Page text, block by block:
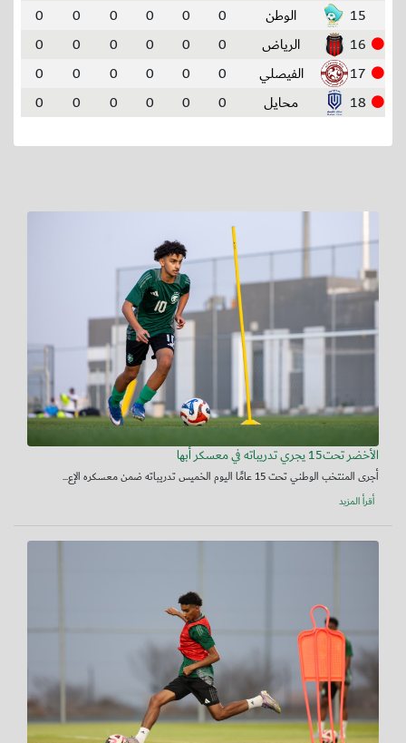
15
الوطن 0
0
0
0
0
0
16
الرياض 0
0
0
0
0
0
17
الفيصلي 0
0
0
0
0
0
18
محايل 0
0
0
0
0
0
الأخضر تحت15 يجري تدريباته في معسكر أبها
أجرى المنتخب الوطني تحت 15 عامًا اليوم الخميس تدريباته ضمن معسكره الإع...
أقرأ المزيد